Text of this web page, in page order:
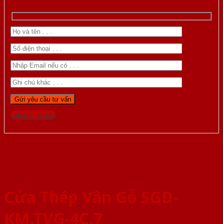
Gọi 0976.169.864
Cửa Thép Vân Gỗ SGD-
KM.TVG-4C.7